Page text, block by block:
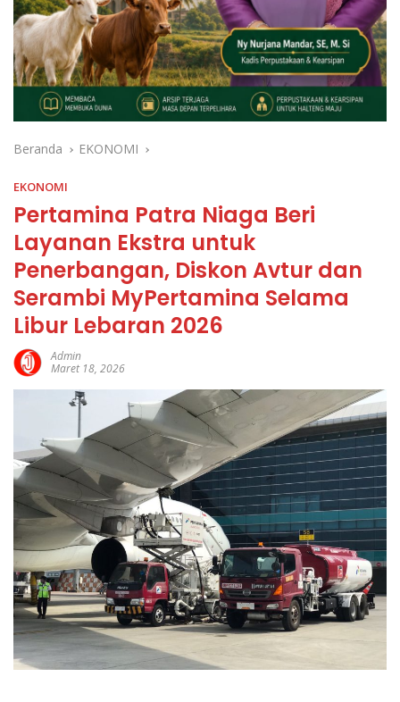
Beranda EKONOMI
EKONOMI
Pertamina Patra Niaga Beri
Layanan Ekstra untuk
Penerbangan, Diskon Avtur dan
Serambi MyPertamina Selama
Libur Lebaran 2026
Admin
Maret 18, 2026